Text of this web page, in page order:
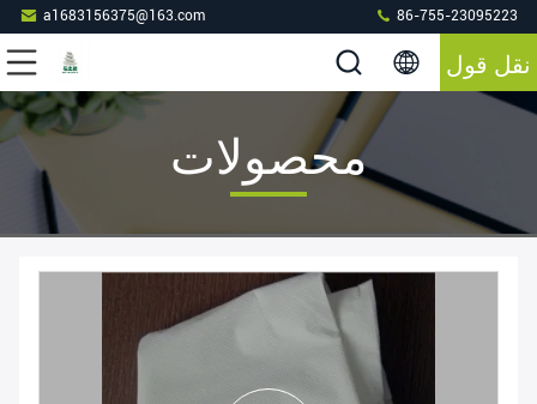
a1683156375@163.com 86-755-23095223
نقل قول
محصولات